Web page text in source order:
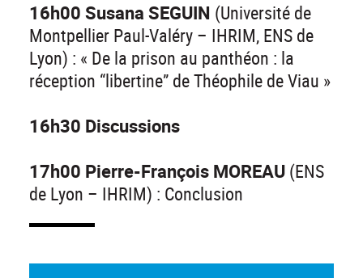
16h00 Susana SEGUIN (Université de
Montpellier Paul-Valéry – IHRIM, ENS de
Lyon) : « De la prison au panthéon : la
réception “libertine” de Théophile de Viau »
16h30 Discussions
17h00 Pierre-François MOREAU (ENS
de Lyon – IHRIM) : Conclusion